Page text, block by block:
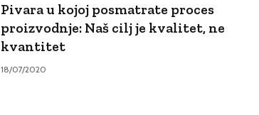
Pivara u kojoj posmatrate proces
proizvodnje: Naš cilj je kvalitet, ne
kvantitet
18/07/2020